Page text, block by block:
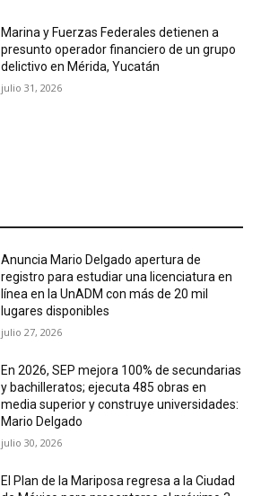
Marina y Fuerzas Federales detienen a
presunto operador financiero de un grupo
delictivo en Mérida, Yucatán
julio 31, 2026
Anuncia Mario Delgado apertura de
registro para estudiar una licenciatura en
línea en la UnADM con más de 20 mil
lugares disponibles
julio 27, 2026
En 2026, SEP mejora 100% de secundarias
y bachilleratos; ejecuta 485 obras en
media superior y construye universidades:
Mario Delgado
julio 30, 2026
El Plan de la Mariposa regresa a la Ciudad